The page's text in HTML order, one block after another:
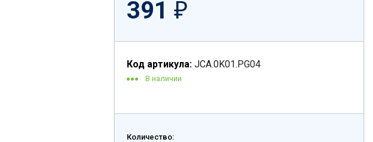
391 ₽
Код артикула: JCA.0K01.PG04
В наличии
Количество: